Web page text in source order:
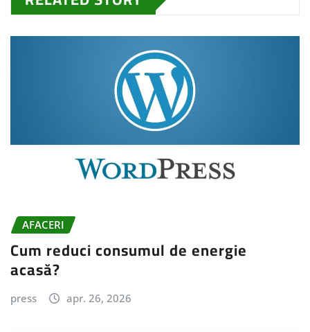
AFACERI
Cum reduci consumul de energie
acasă?
press apr. 26, 2026